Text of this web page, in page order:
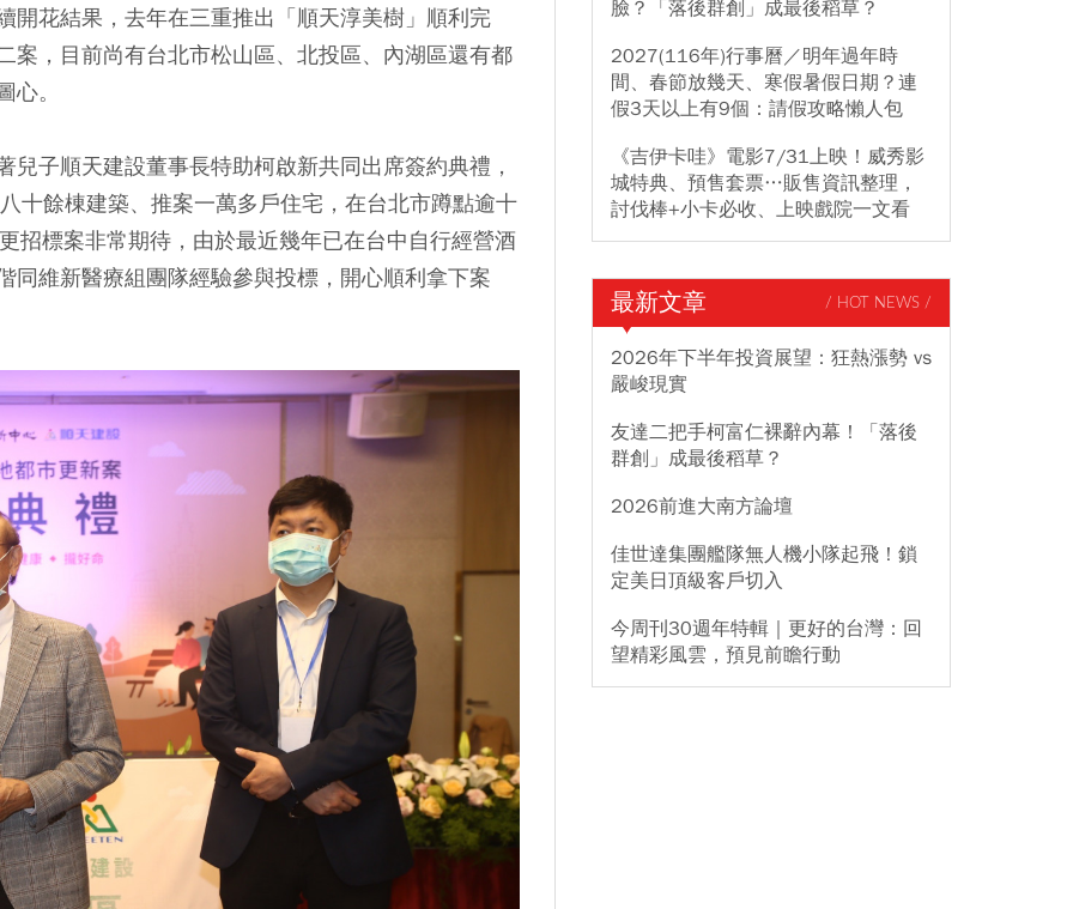
開花結果，去年在三重推出「順天淳美樹」順利完
案，目前尚有台北市松山區、北投區、內湖區還有都
。
子順天建設董事長特助柯啟新共同出席簽約典禮，
十餘棟建築、推案一萬多戶住宅，在台北市蹲點逾十
招標案非常期待，由於最近幾年已在台中自行經營酒
同維新醫療組團隊經驗參與投標，開心順利拿下案
臉？「落後群創」成最後稻草？
2027(116年)行事曆／明年過年時
間、春節放幾天、寒假暑假日期？連
假3天以上有9個：請假攻略懶人包
《吉伊卡哇》電影7/31上映！威秀影
城特典、預售套票…販售資訊整理，
討伐棒+小卡必收、上映戲院一文看
最新文章 / HOT NEWS /
2026年下半年投資展望：狂熱漲勢 vs
嚴峻現實
友達二把手柯富仁裸辭內幕！「落後
群創」成最後稻草？
2026前進大南方論壇
佳世達集團艦隊無人機小隊起飛！鎖
定美日頂級客戶切入
今周刊30週年特輯｜更好的台灣：回
望精彩風雲，預見前瞻行動